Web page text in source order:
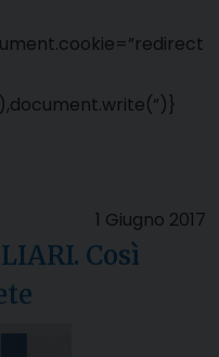
1 Giugno 2017
Così